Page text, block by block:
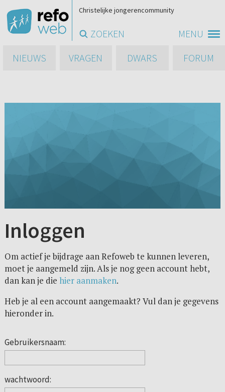
MENU
Christelijke jongerencommunity
ZOEKEN
NIEUWS
VRAGEN DWARS FORUM
Inloggen
Om actief je bijdrage aan Refoweb te kunnen leveren,
moet je aangemeld zijn. Als je nog geen account hebt,
dan kan je die hier aanmaken.
Heb je al een account aangemaakt? Vul dan je gegevens
hieronder in.
Gebruikersnaam:
wachtwoord: